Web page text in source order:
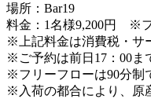
場所：Bar19
料金：1名様9,200円 ※
※上記料金は消費税・サ
※ご予約は前日17：00ま
※フリーフローは90分制
※入荷の都合により、原